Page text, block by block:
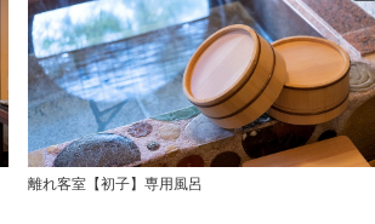
離れ客室【初子】専用風呂